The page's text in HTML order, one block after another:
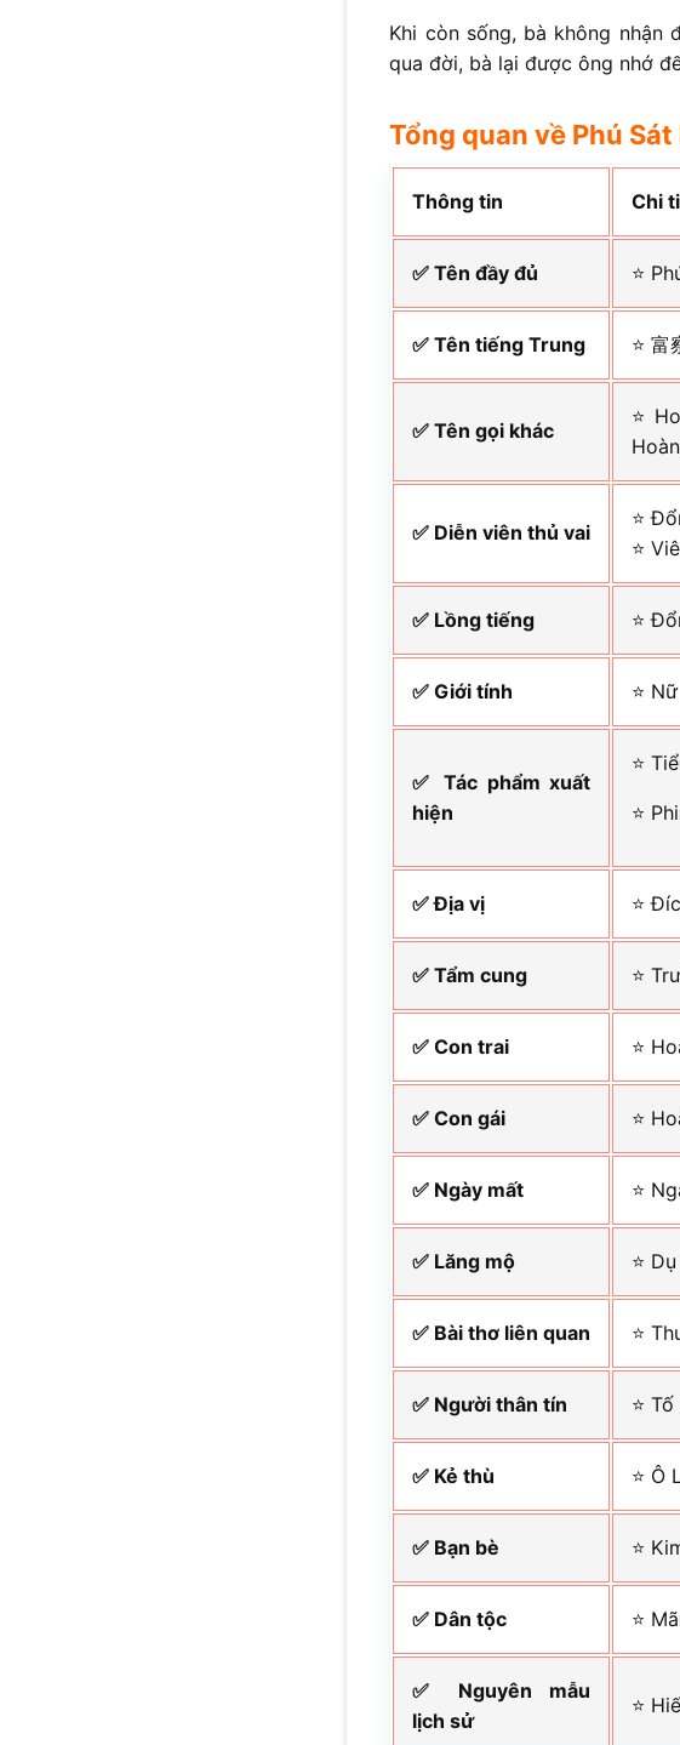
Khi còn sống, bà không nhận
qua đời, bà lại được ông nhớ
Tổng quan về Phú Sát
Thông tin Chi
✅ Tên đầy đủ ⭐
✅ Tên tiếng Trung ⭐ 富
✅ Tên gọi khác
⭐
✅ Diễn viên thủ vai
⭐
⭐
✅ Lồng tiếng ⭐
✅ Giới tính ⭐ Nữ
✅ Tác phẩm xuất
hiện
⭐
⭐
✅ Địa vị ⭐
✅ Tẩm cung ⭐
✅ Con trai ⭐
✅ Con gái ⭐
✅ Ngày mất ⭐
✅ Lăng mộ ⭐
✅ Bài thơ liên quan ⭐
✅ Người thân tín ⭐
✅ Kẻ thù ⭐ Ô
✅ Bạn bè ⭐
✅ Dân tộc ⭐
✅ Nguyên mẫu
lịch sử
⭐